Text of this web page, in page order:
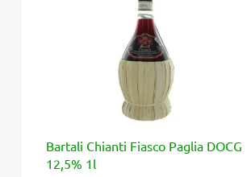
Bartali Chianti Fiasco Paglia DOCG
12,5% 1l